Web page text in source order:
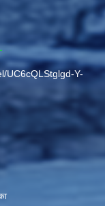
-
UC6cQLStglgd-Y-